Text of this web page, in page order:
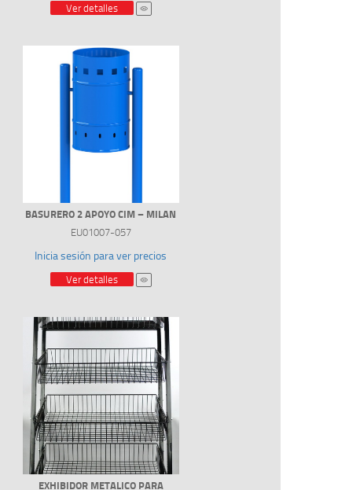
Ver detalles
BASURERO 2 APOYO CIM – MILAN
EU01007-057
Inicia sesión para ver precios
Ver detalles
EXHIBIDOR METALICO PARA